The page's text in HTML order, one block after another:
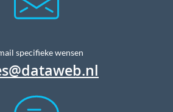
specifieke wensen